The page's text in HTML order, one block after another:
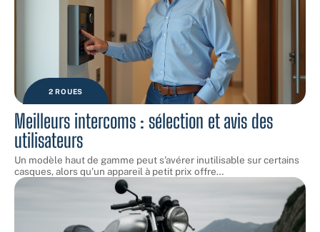
2 ROUES
Meilleurs intercoms : sélection et avis des
utilisateurs
Un modèle haut de gamme peut s'avérer inutilisable sur certains
casques, alors qu'un appareil à petit prix offre…